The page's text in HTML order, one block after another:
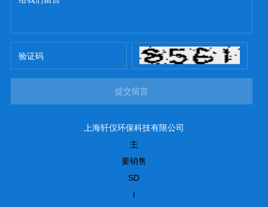
提交留言
上海轩仪环保科技有限公司
主
要销售
SD
I